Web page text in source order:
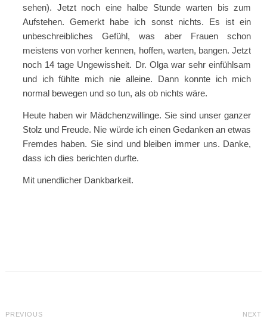
sehen). Jetzt noch eine halbe Stunde warten bis zum
Aufstehen. Gemerkt habe ich sonst nichts. Es ist ein
unbeschreibliches Gefühl, was aber Frauen schon
meistens von vorher kennen, hoffen, warten, bangen. Jetzt
noch 14 tage Ungewissheit. Dr. Olga war sehr einfühlsam
und ich fühlte mich nie alleine. Dann konnte ich mich
normal bewegen und so tun, als ob nichts wäre.
Heute haben wir Mädchenzwillinge. Sie sind unser ganzer
Stolz und Freude. Nie würde ich einen Gedanken an etwas
Fremdes haben. Sie sind und bleiben immer uns. Danke,
dass ich dies berichten durfte.
Mit unendlicher Dankbarkeit.
PREVIOUS NEXT